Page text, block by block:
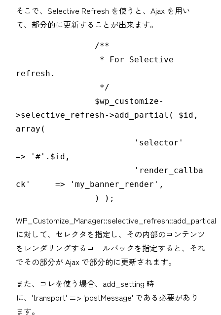
そこで、Selective Refresh を使うと、Ajax を用い
て、部分的に更新することが出来ます。
refresh.
>selective_refresh->add_partial( $id,
array(
=> '#'.$id,
ck'     => 'my_banner_render',
		) );
WP_Customize_Manager::selective_refresh::add_partical
に対して、セレクタを指定し、その内部のコンテンツ
をレンダリングするコールバックを指定すると、それ
でその部分が Ajax で部分的に更新されます。
また、コレを使う場合、add_setting 時
に、'transport' => 'postMessage' である必要があり
ます。